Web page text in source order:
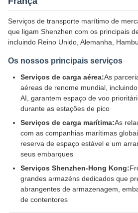
Serviços de transporte marítimo de
que ligam Shenzhen com os principais
incluindo Reino Unido, Alemanha,
Os nossos principais serviços
Serviços de carga aérea:As
aéreas de renome mundial, incluindo
AI, garantem espaço de voo
durante as estações de pico
Serviços de carga marítima:As
com as companhias marítimas
reserva de espaço estável e um
seus embarques
Serviços Shenzhen-Hong Kong:
grandes armazéns dedicados que
abrangentes de armazenagem,
de contentores